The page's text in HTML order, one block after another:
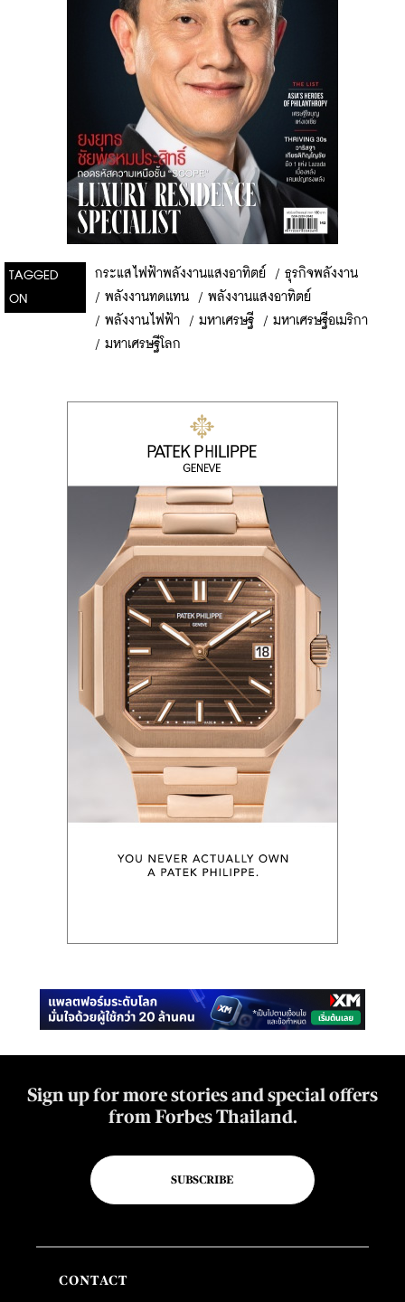
TAGGED
ON
กระแสไฟฟ้าพลังงานแสงอาทิตย์ / ธุรกิจพลังงาน
/ พลังงานทดเเทน / พลังงานแสงอาทิตย์
/ พลังงานไฟฟ้า / มหาเศรษฐี / มหาเศรษฐีอเมริกา
/ มหาเศรษฐีโลก
Sign up for more stories and special offers
from Forbes Thailand.
SUBSCRIBE
CONTACT